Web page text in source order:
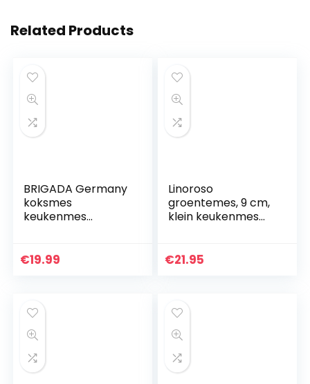
Related Products
BRIGADA Germany
koksmes
keukenmes
roestvrij staal 20
€19.99
Linoroso
groentemes, 9 cm,
klein keukenmes
gesmeed Duits
€21.95